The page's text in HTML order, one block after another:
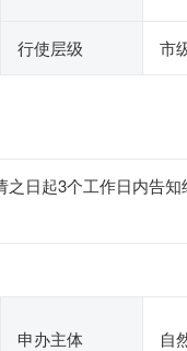
行使层级 市
日起3个工作日内告
申办主体 自